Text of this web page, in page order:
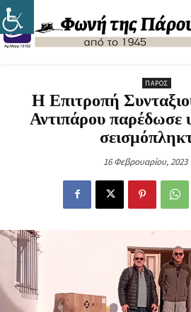
ΠΆΡΟΣ
Η Επιτροπή
Αντιπάρου παρέδωσε
16 Φεβρουαρίου, 2023